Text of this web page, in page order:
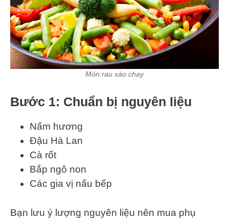
Món rau xào chay
Bước 1: Chuẩn bị nguyên liệu
Nấm hương
Đậu Hà Lan
Cà rốt
Bắp ngô non
Các gia vị nấu bếp
Bạn lưu ý lượng nguyên liệu nên mua phụ